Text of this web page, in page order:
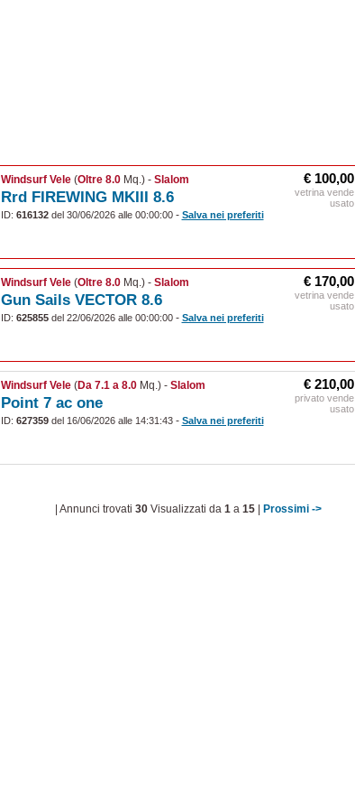
Windsurf Vele(Oltre 8.0Mq.) - Slalom
Rrd FIREWING MKIII 8.6
ID: 616132del 30/06/2026 alle 00:00:00- Salva nei preferiti
€ 100,00
vetrina vende
usato
Windsurf Vele(Oltre 8.0Mq.) - Slalom
Gun Sails VECTOR 8.6
ID: 625855del 22/06/2026 alle 00:00:00- Salva nei preferiti
€ 170,00
vetrina vende
usato
Windsurf Vele(Da 7.1 a 8.0Mq.) - Slalom
Point 7 ac one
ID: 627359del 16/06/2026 alle 14:31:43- Salva nei preferiti
€ 210,00
privato vende
usato
| Annunci trovati 30 Visualizzati da 1 a 15 Prossimi ->